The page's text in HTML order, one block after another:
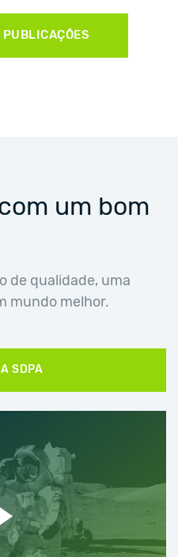
PUBLICAÇÕES
um bom
de qualidade, uma
mundo melhor.
SDPA